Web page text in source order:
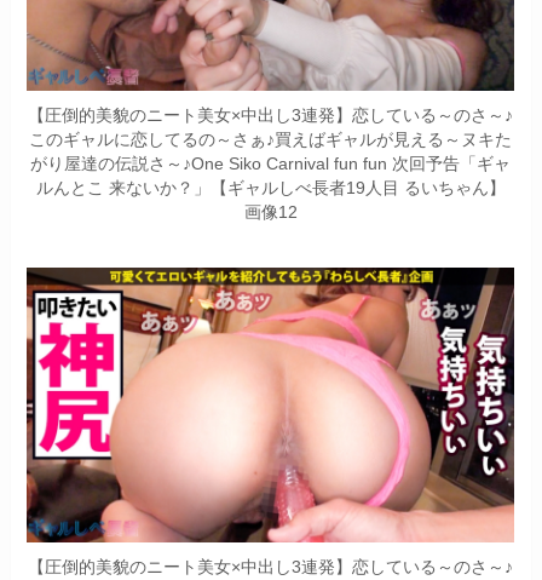
【圧倒的美貌のニート美女×中出し3連発】恋している～のさ～♪
このギャルに恋してるの～さぁ♪買えばギャルが見える～ヌキた
がり屋達の伝説さ～♪One Siko Carnival fun fun 次回予告「ギャ
ルんとこ 来ないか？」【ギャルしべ長者19人目 るいちゃん】
画像12
【圧倒的美貌のニート美女×中出し3連発】恋している～のさ～♪